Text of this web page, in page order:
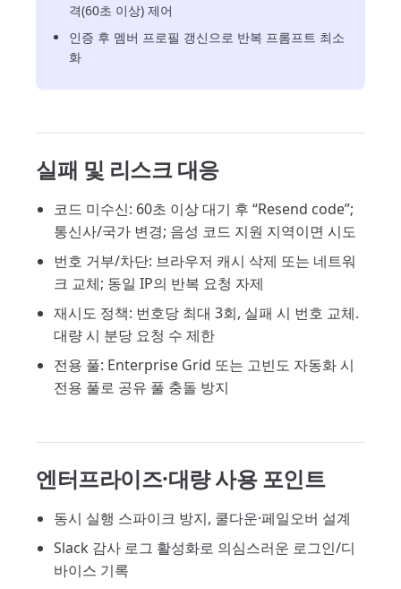
격(60초 이상) 제어
인증 후 멤버 프로필 갱신으로 반복 프롬프트 최소
화
실패 및 리스크 대응
코드 미수신: 60초 이상 대기 후 “Resend code”;
통신사/국가 변경; 음성 코드 지원 지역이면 시도
번호 거부/차단: 브라우저 캐시 삭제 또는 네트워
크 교체; 동일 IP의 반복 요청 자제
재시도 정책: 번호당 최대 3회, 실패 시 번호 교체.
대량 시 분당 요청 수 제한
전용 풀: Enterprise Grid 또는 고빈도 자동화 시
전용 풀로 공유 풀 충돌 방지
엔터프라이즈·대량 사용 포인트
동시 실행 스파이크 방지, 쿨다운·페일오버 설계
Slack 감사 로그 활성화로 의심스러운 로그인/디
바이스 기록